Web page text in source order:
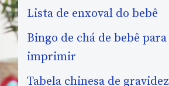
Lista de enxoval do bebê
Bingo de chá de bebê para
imprimir
Tabela chinesa de gravidez